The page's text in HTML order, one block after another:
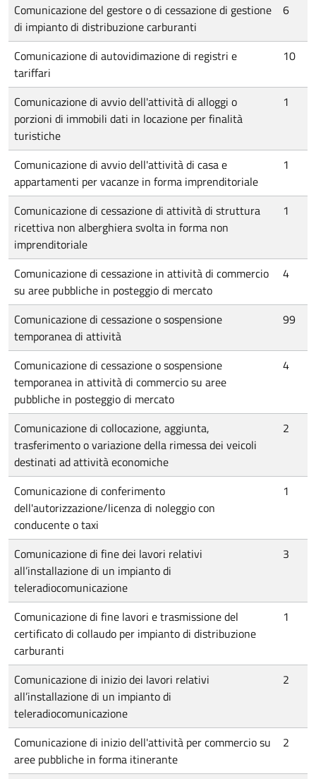
Comunicazione del gestore o di cessazione di gestione
di impianto di distribuzione carburanti
6
Comunicazione di autovidimazione di registri e
tariffari
10
Comunicazione di avvio dell'attività di alloggi o
porzioni di immobili dati in locazione per finalità
turistiche
1
Comunicazione di avvio dell'attività di casa e
appartamenti per vacanze in forma imprenditoriale
1
Comunicazione di cessazione di attività di struttura
ricettiva non alberghiera svolta in forma non
imprenditoriale
1
Comunicazione di cessazione in attività di commercio
su aree pubbliche in posteggio di mercato
4
Comunicazione di cessazione o sospensione
temporanea di attività
99
Comunicazione di cessazione o sospensione
temporanea in attività di commercio su aree
pubbliche in posteggio di mercato
4
Comunicazione di collocazione, aggiunta,
trasferimento o variazione della rimessa dei veicoli
destinati ad attività economiche
2
Comunicazione di conferimento
dell'autorizzazione/licenza di noleggio con
conducente o taxi
1
Comunicazione di fine dei lavori relativi
all’installazione di un impianto di
teleradiocomunicazione
3
Comunicazione di fine lavori e trasmissione del
certificato di collaudo per impianto di distribuzione
carburanti
1
Comunicazione di inizio dei lavori relativi
all’installazione di un impianto di
teleradiocomunicazione
2
Comunicazione di inizio dell'attività per commercio su
aree pubbliche in forma itinerante
2